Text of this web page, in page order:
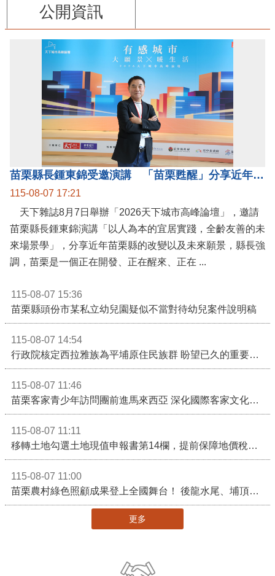
公開資訊
苗栗縣長鍾東錦受邀演講 「苗栗甦醒」分享近年轉變
115-08-07 17:21
天下雜誌8月7日舉辦「2026天下城市高峰論壇」，邀請
苗栗縣長鍾東錦演講「以人為本的宜居實踐，全齡友善的未
來場景學」，分享近年苗栗縣的改變以及未來願景，縣長強
調，苗栗是一個正在開發、正在醒來、正在 ...
115-08-07 15:36
苗栗縣頭份市某私立幼兒園疑似不當對待幼兒案件說明稿
115-08-07 14:54
行政院核定西拉雅族為平埔原住民族群 盼望已久的重要時刻到來！8月13日起受理民族成員名冊登記
115-08-07 11:46
苗栗客家青少年訪問團前進馬來西亞 深化國際客家文化交流
115-08-07 11:11
移轉土地勾選土地現值申報書第14欄，提前保障地價稅節稅權益
115-08-07 11:00
苗栗農村綠色照顧成果登上全國舞台！ 後龍水尾、埔頂社區前進2026高齡健康產業博覽會
更多